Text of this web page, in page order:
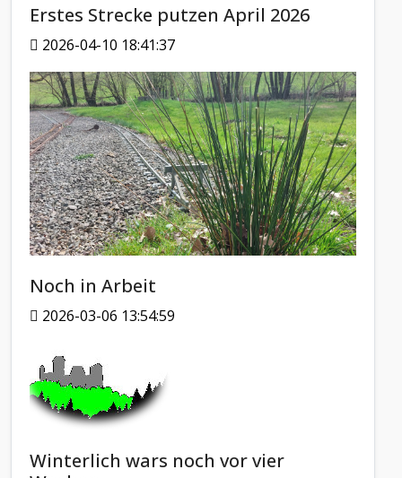
Erstes Strecke putzen April 2026
2026-04-10 18:41:37
Noch in Arbeit
2026-03-06 13:54:59
Winterlich wars noch vor vier